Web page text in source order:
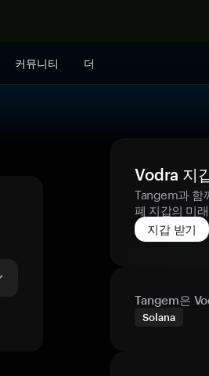
커뮤니티 더
Vodra 지
Tangem과 함
폐 지갑의 미
지갑 받기
Tangem은
Solana